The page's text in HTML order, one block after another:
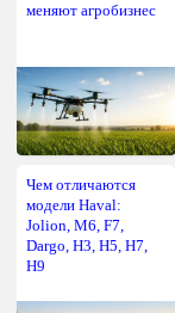
меняют агробизнес
Чем отличаются
модели Haval:
Jolion, M6, F7,
Dargo, H3, H5, H7,
H9